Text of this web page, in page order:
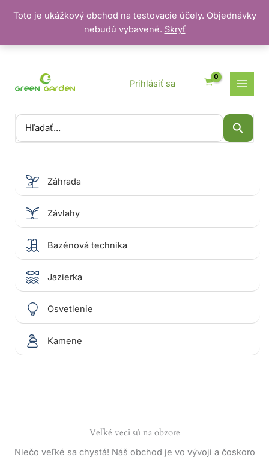
Toto je ukážkový obchod na testovacie účely. Objednávky
nebudú vybavené. Skryť
Vyhľadať:
Prihlásiť sa
Záhrada
Závlahy
Bazénová technika
Jazierka
Osvetlenie
Kamene
Veľké veci sú na obzore
Niečo veľké sa chystá! Náš obchod je vo vývoji a čoskoro